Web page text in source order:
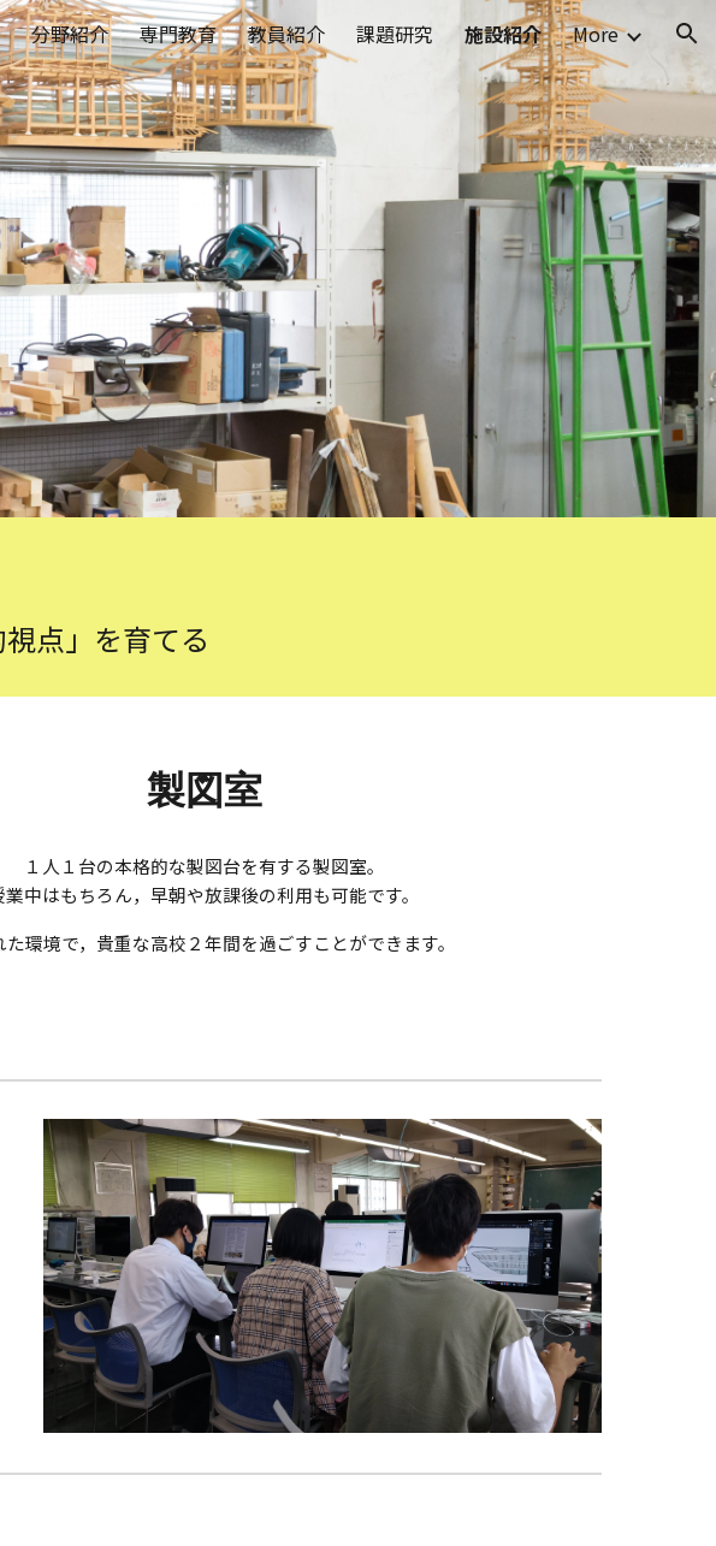
Skip to navigation
分野紹介 専門教育 教員紹介 課題研究 施設紹介 More
点」を育てる
製図室
１人１台の本格的な製図台を有する製図室。
業中はもちろん，早朝や放課後の利用も可能です。
た環境で，貴重な高校２年間を過ごすことができます。